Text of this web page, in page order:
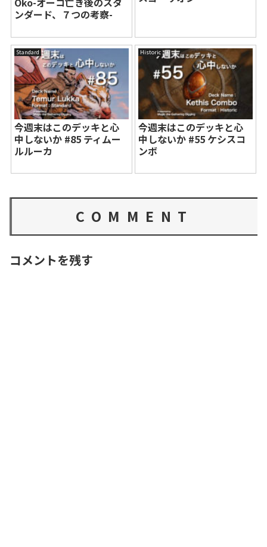
ンダード、７つの考察-
Standard
今週末はこのデッキと心
中しないか #85 ティムー
ルルーカ
Historic
今週末はこのデッキと心
中しないか #55 ケシスコ
ンボ
COMMENT
コメントを残す